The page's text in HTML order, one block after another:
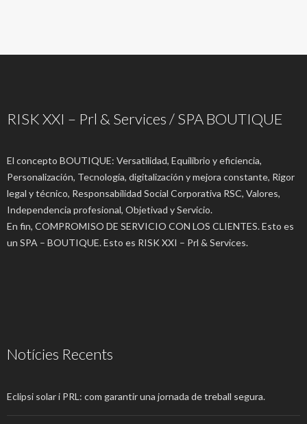
RISK XXI – Prl & Services / SPA BOUTIQUE
El concepto BOUTIQUE: Versatilidad, Equilibrio y eficiencia,
Personalización, Tecnología, digitalización y mejora constante, Rigor
legal y técnico, Responsabilidad Social Corporativa RSC, Valores,
Independencia profesional, Objetivad y Servicio.
En fin, COMPROMISO DE SERVICIO CON LOS CLIENTES. Esto es
un SPA – BOUTIQUE. Esto es RISK XXI – Prl & Services.
Notícies Recents
Eclipsi solar i PRL: com garantir una jornada de treball segura.